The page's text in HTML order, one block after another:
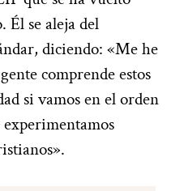
Él se aleja del
diciendo: «Me he
comprende estos
si vamos en el orden
experimentamos